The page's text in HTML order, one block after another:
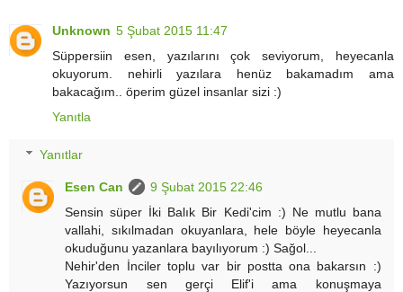
Unknown 5 Şubat 2015 11:47
Süppersiin esen, yazılarını çok seviyorum, heyecanla
okuyorum. nehirli yazılara henüz bakamadım ama
bakacağım.. öperim güzel insanlar sizi :)
Yanıtla
Yanıtlar
Esen Can
9 Şubat 2015 22:46
Sensin süper İki Balık Bir Kedi'cim :) Ne mutlu bana
vallahi, sıkılmadan okuyanlara, hele böyle heyecanla
okuduğunu yazanlara bayılıyorum :) Sağol...
Nehir'den İnciler toplu var bir postta ona bakarsın :)
Yazıyorsun sen gerçi Elif'i ama konuşmaya